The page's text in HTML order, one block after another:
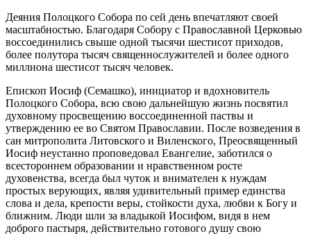
Деяния Полоцкого Собора по сей день впечатляют своей
масштабностью. Благодаря Собору с Православной Церковью
воссоединились свыше одной тысячи шестисот приходов,
более полутора тысяч священнослужителей и более одного
миллиона шестисот тысяч человек.
Епископ Иосиф (Семашко), инициатор и вдохновитель
Полоцкого Собора, всю свою дальнейшую жизнь посвятил
духовному просвещению воссоединенной паствы и
утверждению ее во Святом Православии. После возведения в
сан митрополита Литовского и Виленского, Преосвященный
Иосиф неустанно проповедовал Евангелие, заботился о
всестороннем образовании и нравственном росте
духовенства, всегда был чуток и внимателен к нуждам
простых верующих, являя удивительный пример единства
слова и дела, крепости веры, стойкости духа, любви к Богу и
ближним. Люди шли за владыкой Иосифом, видя в нем
доброго пастыря, действительно готового душу свою